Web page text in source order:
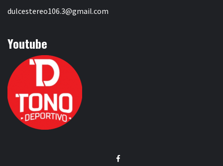
dulcestereo106.3@gmail.com
Youtube
Facebook